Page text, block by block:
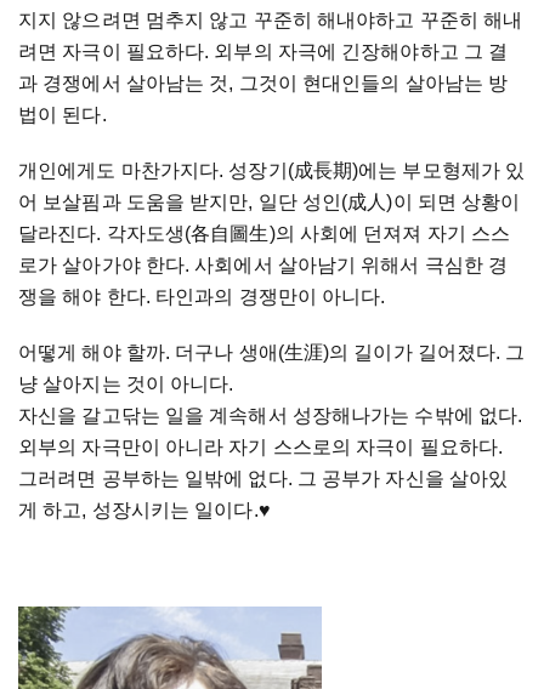
지지 않으려면 멈추지 않고 꾸준히 해내야하고 꾸준히 해내
려면 자극이 필요하다. 외부의 자극에 긴장해야하고 그 결
과 경쟁에서 살아남는 것, 그것이 현대인들의 살아남는 방
법이 된다.
개인에게도 마찬가지다. 성장기(成長期)에는 부모형제가 있
어 보살핌과 도움을 받지만, 일단 성인(成人)이 되면 상황이
달라진다. 각자도생(各自圖生)의 사회에 던져져 자기 스스
로가 살아가야 한다. 사회에서 살아남기 위해서 극심한 경
쟁을 해야 한다. 타인과의 경쟁만이 아니다.
어떻게 해야 할까. 더구나 생애(生涯)의 길이가 길어졌다. 그
냥 살아지는 것이 아니다.
자신을 갈고닦는 일을 계속해서 성장해나가는 수밖에 없다.
외부의 자극만이 아니라 자기 스스로의 자극이 필요하다.
그러려면 공부하는 일밖에 없다. 그 공부가 자신을 살아있
게 하고, 성장시키는 일이다.♥